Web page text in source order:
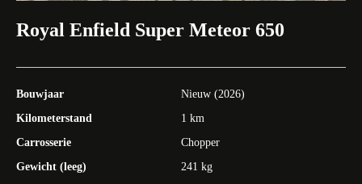
Royal Enfield Super Meteor 650
Bouwjaar
Nieuw (2026)
Kilometerstand
1 km
Carrosserie
Chopper
Gewicht (leeg)
241 kg